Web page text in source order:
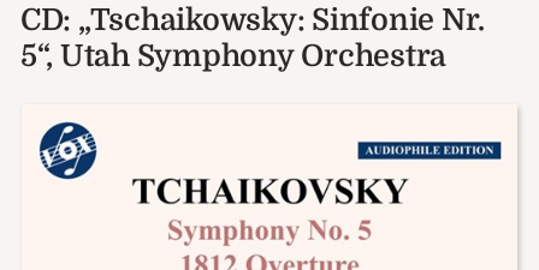
CD: „Tschaikowsky: Sinfonie Nr.
5“, Utah Symphony Orchestra